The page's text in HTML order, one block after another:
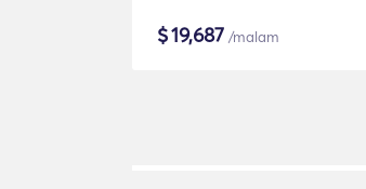
$19,687 /malam